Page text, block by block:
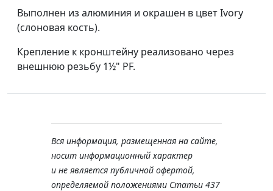
Выполнен из алюминия и окрашен в цвет Ivory
(слоновая кость).
Крепление к кронштейну реализовано через
внешнюю резьбу 1½" PF.
Вся информация, размещенная на сайте,
носит информационный характер
и не является публичной офертой,
определяемой положениями Статьи 437